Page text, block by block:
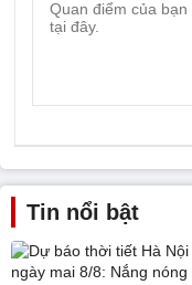
Tin nổi bật